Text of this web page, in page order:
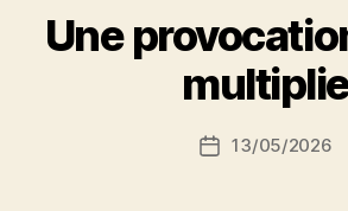
Une
Auteur
de
P
a
r
N
Date13/05/2026